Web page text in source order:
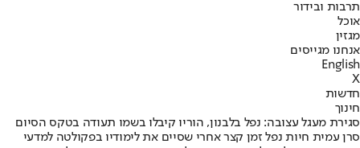
תרבות ובידור
אוכל
מגזין
אנחנו מגייסים
English
X
חדשות
חינוך
סגירת מעגל עצובה: נפל בלבנון, הוריו קיבלו בשמו תעודה בטקס הסיום
סרן עמית חיות נפל זמן קצר אחרי שסיים את לימודיו בפקולטה למדעי